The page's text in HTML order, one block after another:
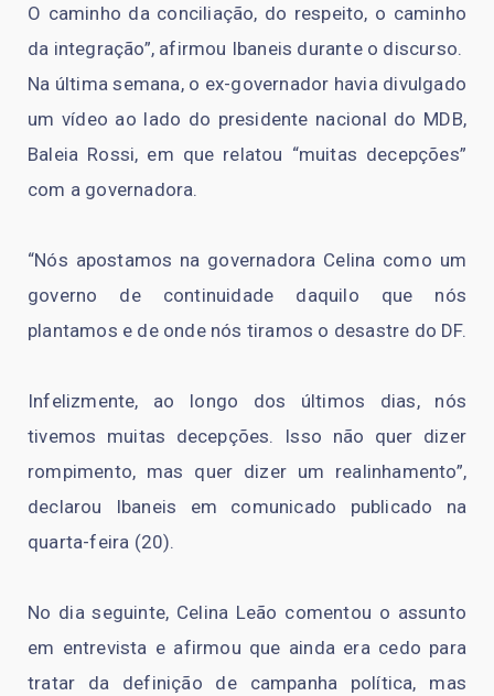
O caminho da conciliação, do respeito, o caminho
da integração”, afirmou Ibaneis durante o discurso.
Na última semana, o ex-governador havia divulgado
um vídeo ao lado do presidente nacional do MDB,
Baleia Rossi, em que relatou “muitas decepções”
com a governadora.
“Nós apostamos na governadora Celina como um
governo de continuidade daquilo que nós
plantamos e de onde nós tiramos o desastre do DF.
Infelizmente, ao longo dos últimos dias, nós
tivemos muitas decepções. Isso não quer dizer
rompimento, mas quer dizer um realinhamento”,
declarou Ibaneis em comunicado publicado na
quarta-feira (20).
No dia seguinte, Celina Leão comentou o assunto
em entrevista e afirmou que ainda era cedo para
tratar da definição de campanha política, mas